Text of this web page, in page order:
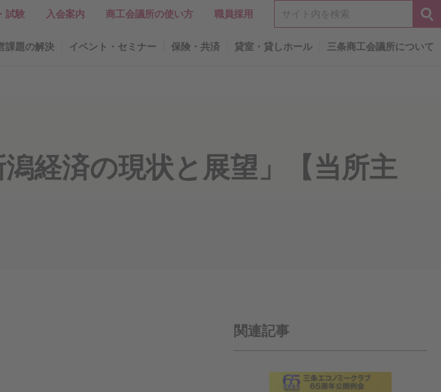
試験 入会案内 商工会議所の使い方 職員採用
課題の解決 イベント・セミナー 保険・共済 貸室・貸しホール 三条商工会議所について
経済の現状と展望」【当所主
関連記事